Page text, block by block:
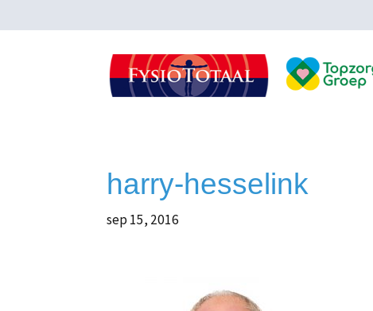
harry-hesselink
sep 15, 2016